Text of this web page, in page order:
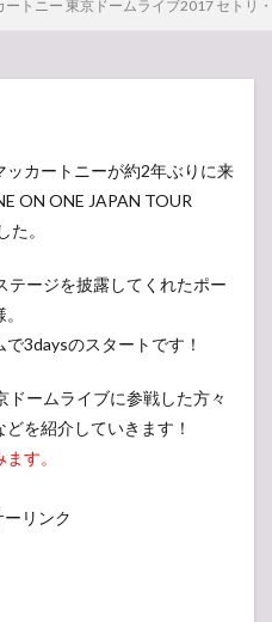
ートニー 東京ドームライブ2017 セトリ
カートニーが約2年ぶりに来
ON ONE JAPAN TOUR
。
テージを披露してくれたポー
3daysのスタートです！
ドームライブに参戦した方々
を紹介していきます！
す。
ーリンク